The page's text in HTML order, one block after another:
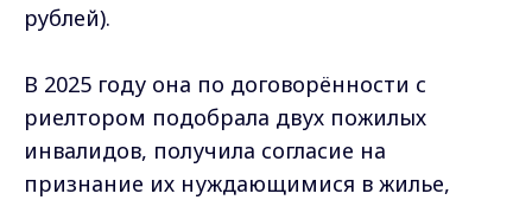
рублей).
В 2025 году она по договорённости с
риелтором подобрала двух пожилых
инвалидов, получила согласие на
признание их нуждающимися в жилье,